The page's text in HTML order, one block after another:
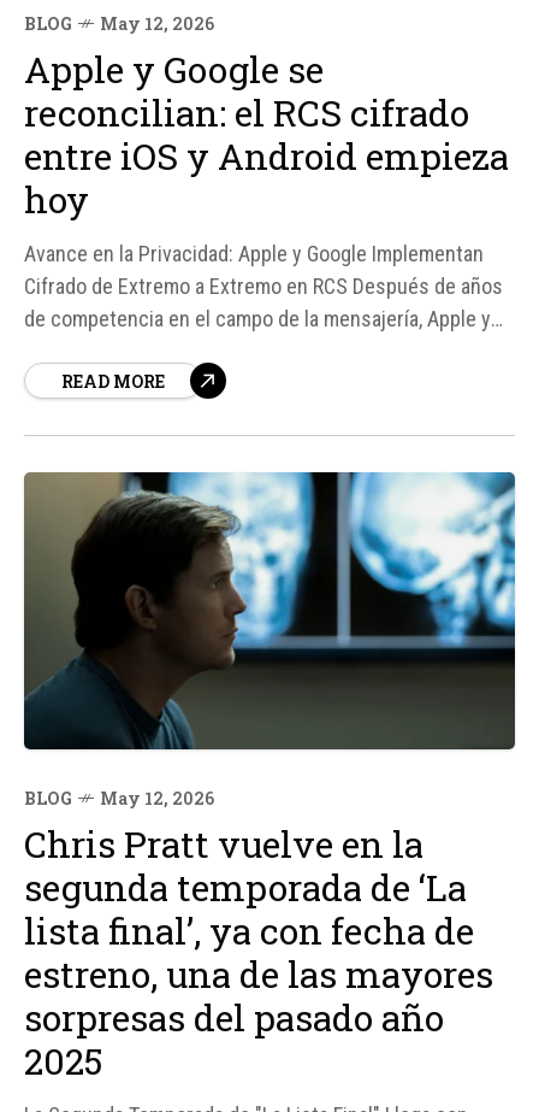
BLOG May 12, 2026
Apple y Google se
reconcilian: el RCS cifrado
entre iOS y Android empieza
hoy
Avance en la Privacidad: Apple y Google Implementan
Cifrado de Extremo a Extremo en RCS Después de años
de competencia en el campo de la mensajería, Apple y
de los usuarios al implementar el cifrado de extremo a
READ MORE
BLOG May 12, 2026
Chris Pratt vuelve en la
segunda temporada de ‘La
lista final’, ya con fecha de
estreno, una de las mayores
sorpresas del pasado año
2025